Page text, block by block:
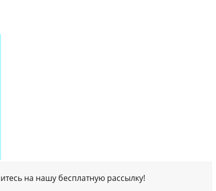
на нашу бесплатную рассылку!